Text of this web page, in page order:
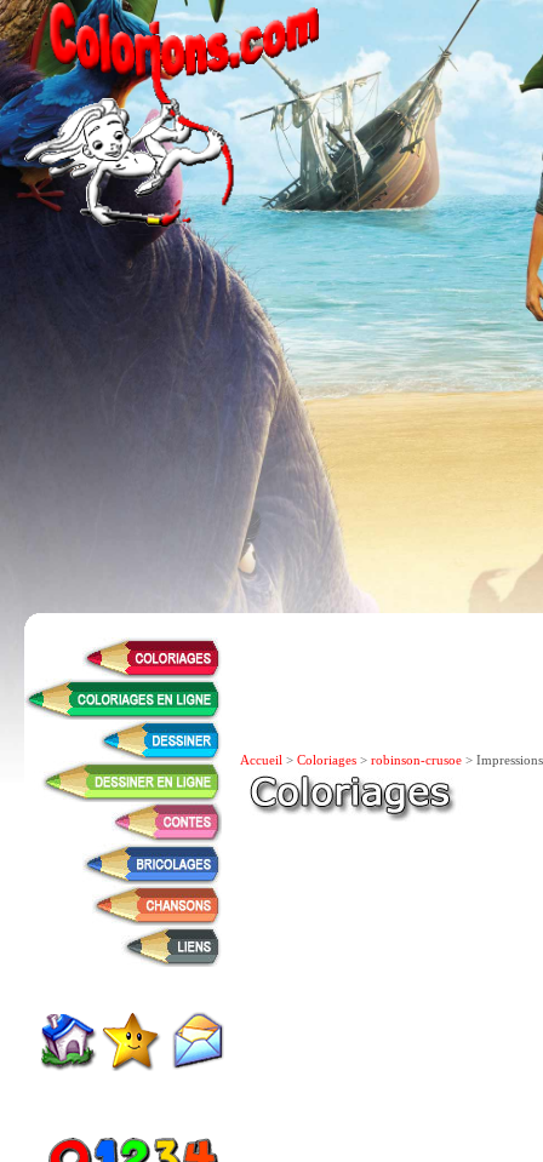
Accueil > Coloriages > robinson-crusoe > Impressions